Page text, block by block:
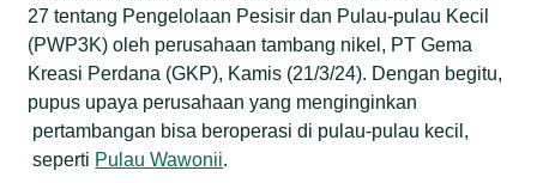
27 tentang Pengelolaan Pesisir dan Pulau-pulau Kecil
(PWP3K) oleh perusahaan tambang nikel, PT Gema
Kreasi Perdana (GKP), Kamis (21/3/24). Dengan begitu,
pupus upaya perusahaan yang menginginkan
pertambangan bisa beroperasi di pulau-pulau kecil,
seperti Pulau Wawonii.